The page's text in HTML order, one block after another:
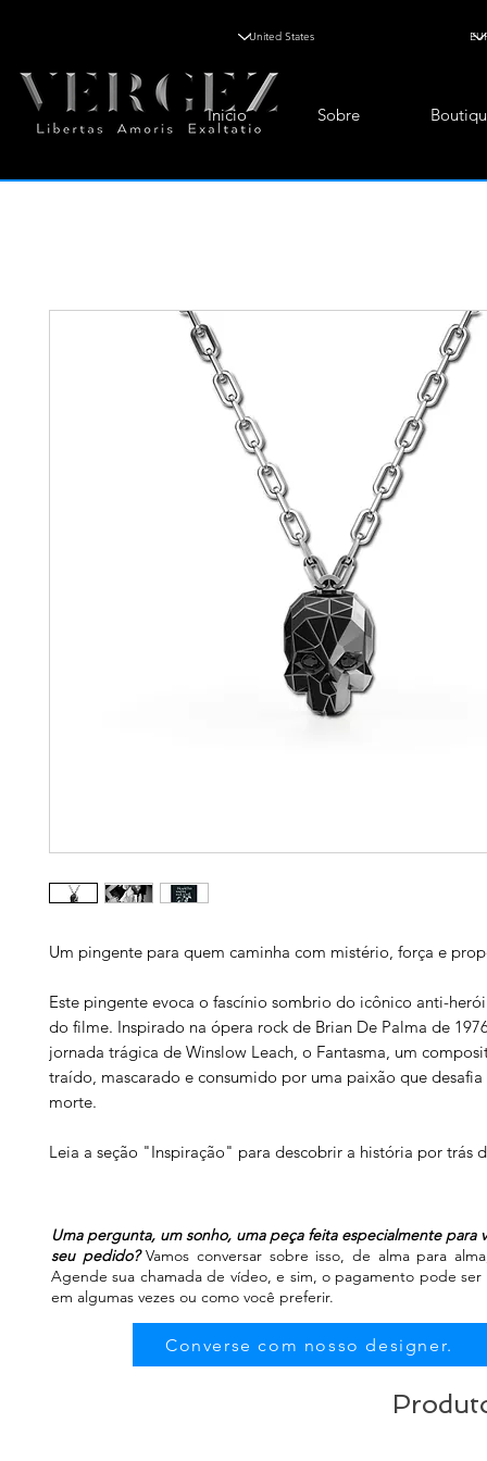
Inicio Sobre
Um pingente para quem caminha com mistério, força e
Este pingente evoca o fascínio sombrio do icônico anti-
do filme. Inspirado na ópera rock de Brian De Palma de
jornada trágica de Winslow Leach, o Fantasma, um
traído, mascarado e consumido por uma paixão que
morte.
Leia a seção "Inspiração" para descobrir a história por trás
Uma pergunta, um sonho, uma peça feita especialmente para
seu pedido?Vamos conversar sobre isso, de alma para
Agende sua chamada de vídeo, e sim, o pagamento pode
em algumas vezes ou como você preferir.
Converse com nosso designer.